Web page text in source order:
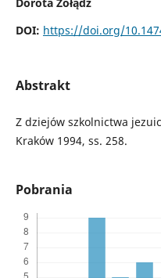
DOI: https://doi.org/
Abstrakt
Z dziejów szkolnictwa
Kraków 1994, ss. 258.
Pobrania